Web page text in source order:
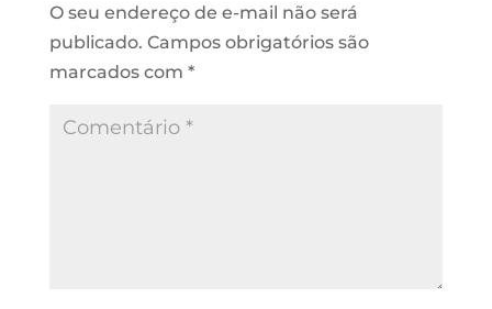
O seu endereço de e-mail não será
publicado. Campos obrigatórios são
marcados com *